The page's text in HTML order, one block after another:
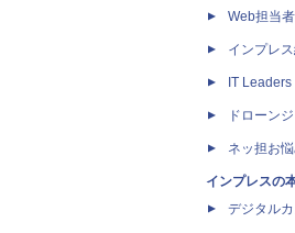
Web担当
インプレ
IT Leaders
ドローン
ネッ担お
インプレスの
デジタル